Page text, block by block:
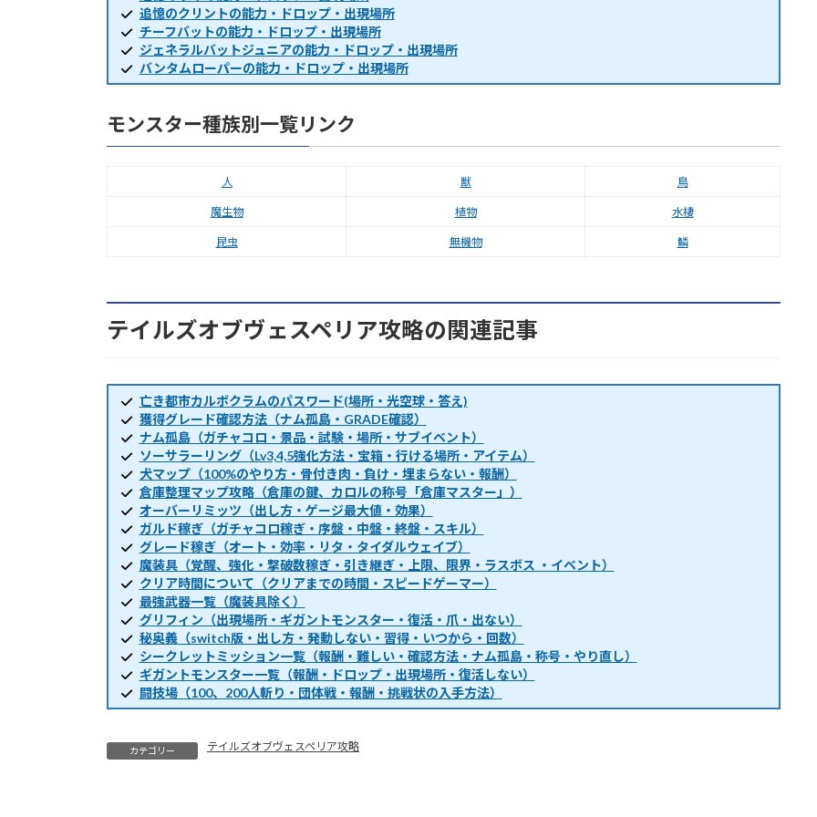
追憶のクリントの能力・ドロップ・出現場所
チーフバットの能力・ドロップ・出現場所
ジェネラルバットジュニアの能力・ドロップ・出現場所
バンタムローパーの能力・ドロップ・出現場所
モンスター種族別一覧リンク
人 獣 鳥
魔生物 植物 水棲
昆虫 無機物 鱗
テイルズオブヴェスペリア攻略の関連記事
亡き都市カルボクラムのパスワード(場所・光空球・答え)
獲得グレード確認方法（ナム孤島・GRADE確認）
ナム孤島（ガチャコロ・景品・試験・場所・サブイベント）
ソーサラーリング（Lv3,4,5強化方法・宝箱・行ける場所・アイテム）
犬マップ（100%のやり方・骨付き肉・負け・埋まらない・報酬）
倉庫整理マップ攻略（倉庫の鍵、カロルの称号「倉庫マスター」）
オーバーリミッツ（出し方・ゲージ最大値・効果）
ガルド稼ぎ（ガチャコロ稼ぎ・序盤・中盤・終盤・スキル）
グレード稼ぎ（オート・効率・リタ・タイダルウェイブ）
魔装具（覚醒、強化・撃破数稼ぎ・引き継ぎ・上限、限界・ラスボス ・イベント）
クリア時間について（クリアまでの時間・スピードゲーマー）
最強武器一覧（魔装具除く）
グリフィン（出現場所・ギガントモンスター・復活・爪・出ない）
秘奥義（switch版・出し方・発動しない・習得・いつから・回数）
シークレットミッション一覧（報酬・難しい・確認方法・ナム孤島・称号・やり直し）
ギガントモンスター一覧（報酬・ドロップ・出現場所・復活しない）
闘技場（100、200人斬り・団体戦・報酬・挑戦状の入手方法）
カテゴリー テイルズオブヴェスペリア攻略